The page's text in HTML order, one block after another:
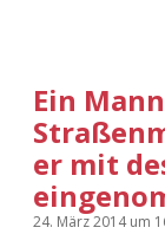
Ein
er mit
24. März 2014um